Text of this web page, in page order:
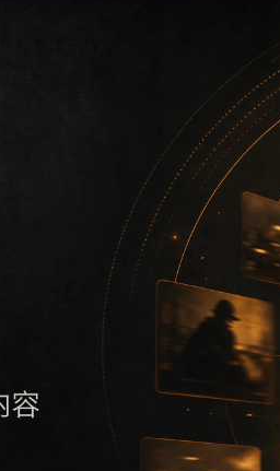
最新网红吃瓜事件合集与明星
再通过栏目入口查看同类内容
站点同步发布完全相同的标题。
将继续执行远程图片本地化、坏
扩展，每篇保留相关问题、站